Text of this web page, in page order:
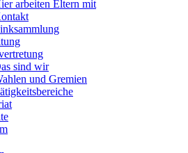
arbeiten Eltern mit
sind wir
und Gremien